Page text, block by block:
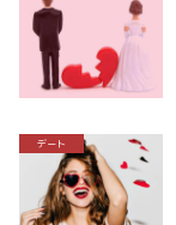
デート